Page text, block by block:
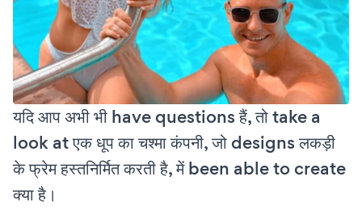
यदि आप अभी भी have questions हैं, तो take a
look at एक धूप का चश्मा कंपनी, जो designs लकड़ी
के फ्रेम हस्तनिर्मित करती है, में been able to create
क्या है।